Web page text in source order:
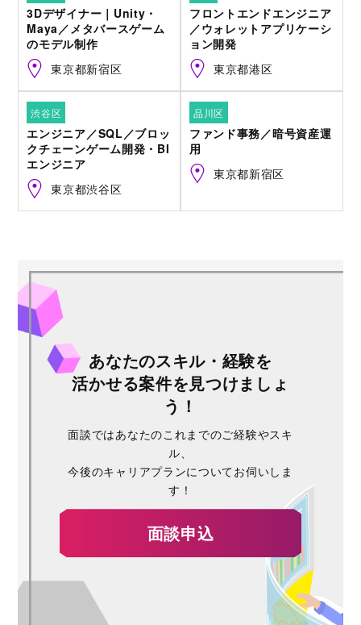
3Dデザイナー｜Unity・
Maya／メタバースゲーム
のモデル制作
東京都新宿区
フロントエンドエンジニア
／ウォレットアプリケーシ
ョン開発
東京都港区
渋谷区
エンジニア／SQL／ブロッ
クチェーンゲーム開発・BI
エンジニア
東京都渋谷区
品川区
ファンド事務／暗号資産運
用
東京都新宿区
あなたのスキル・経験を
活かせる案件を見つけましょ
う！
面談ではあなたのこれまでのご経験やスキ
ル、
今後のキャリアプランについてお伺いしま
す！
面談申込